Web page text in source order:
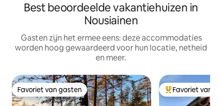
Best beoordeelde vakantiehuizen in
Nousiainen
Gasten zijn het ermee eens: deze accommodaties
worden hoog gewaardeerd voor hun locatie, netheid
en meer.
Favoriet van gasten
Favoriet van gasten Topfavoriet van
Favoriet van